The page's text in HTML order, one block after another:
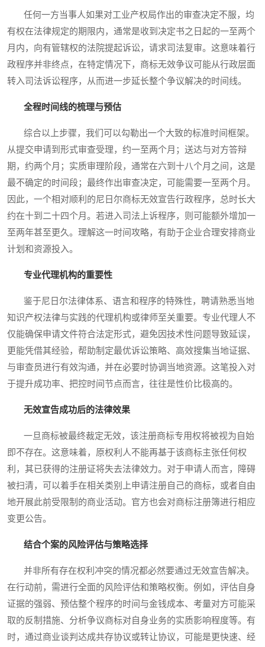
任何一方当事人如果对工业产权局作出的审查决定不服，均
有权在法律规定的期限内，通常是收到决定书之日起的一至两个
月内，向有管辖权的法院提起诉讼，请求司法复审。这意味着行
政程序并非终点，在特定情况下，商标无效争议可能从行政层面
转入司法诉讼程序，从而进一步延长整个争议解决的时间线。
全程时间线的梳理与预估
综合以上步骤，我们可以勾勒出一个大致的标准时间框架。
从提交申请到形式审查受理，约一至两个月；送达与对方答辩
期，约两个月；实质审理阶段，通常在六到十八个月之间，这是
最不确定的时间段；最终作出审查决定，可能需要一至两个月。
因此，一个相对顺利的尼日尔商标无效宣告行政程序，总时长大
约在十到二十四个月。若进入司法上诉程序，则可能额外增加一
至两年甚至更久。理解这一时间攻略，有助于企业合理安排商业
计划和资源投入。
专业代理机构的重要性
鉴于尼日尔法律体系、语言和程序的特殊性，聘请熟悉当地
知识产权法律与实践的代理机构或律师至关重要。专业代理人不
仅能确保申请文件符合法定形式，避免因技术性问题导致延误，
更能凭借其经验，帮助制定最优诉讼策略、高效搜集当地证据、
与审查员进行有效沟通，并在必要时协调当地资源。这笔投入对
于提升成功率、把控时间节点而言，往往是性价比极高的。
无效宣告成功后的法律效果
一旦商标被最终裁定无效，该注册商标专用权将被视为自始
即不存在。这意味着，原权利人不能再基于该商标主张任何权
利，其已获得的注册证将失去法律效力。对于申请人而言，障碍
被扫清，可以着手在相关类别上申请注册自己的商标，或者自由
地开展此前受限制的商业活动。官方也会对商标注册簿进行相应
变更公告。
结合个案的风险评估与策略选择
并非所有存在权利冲突的情况都必然要通过无效宣告解决。
在行动前，需进行全面的风险评估和策略权衡。例如，评估自身
证据的强弱、预估整个程序的时间与金钱成本、考量对方可能采
取的反制措施、分析争议商标对自身业务的实质影响程度等。有
时，通过商业谈判达成共存协议或转让协议，可能是更快速、经